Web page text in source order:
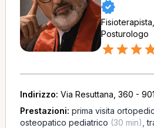
Posturologo
Indirizzo: Via Resuttana, 360 -
Prestazioni: prima visita
osteopatico pediatrico (30 min) ,